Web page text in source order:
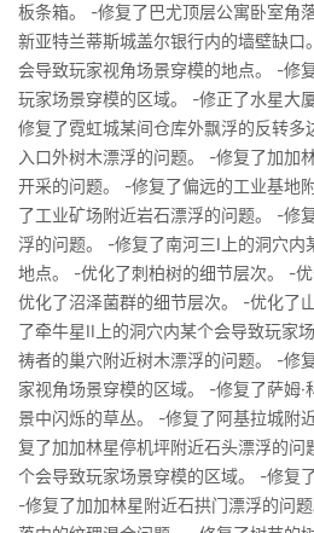
板条箱。 -修复了巴尤顶层公寓卧室角
新亚特兰蒂斯城盖尔银行内的墙壁缺
会导致玩家视角场景穿模的地点。 -修
玩家场景穿模的区域。 -修正了水星大
修复了霓虹城某间仓库外飘浮的反转
入口外树木漂浮的问题。 -修复了加加
开采的问题。 -修复了偏远的工业基地
了工业矿场附近岩石漂浮的问题。 -修
浮的问题。 -修复了南河三I上的洞穴内
地点。 -优化了刺柏树的细节层次。 -
优化了沼泽菌群的细节层次。 -优化了
了牵牛星II上的洞穴内某个会导致玩家
祷者的巢穴附近树木漂浮的问题。 -修
家视角场景穿模的区域。 -修复了萨姆·
景中闪烁的草丛。 -修复了阿基拉城附
复了加加林星停机坪附近石头漂浮的
个会导致玩家场景穿模的区域。 -修复
-修复了加加林星附近石拱门漂浮的问